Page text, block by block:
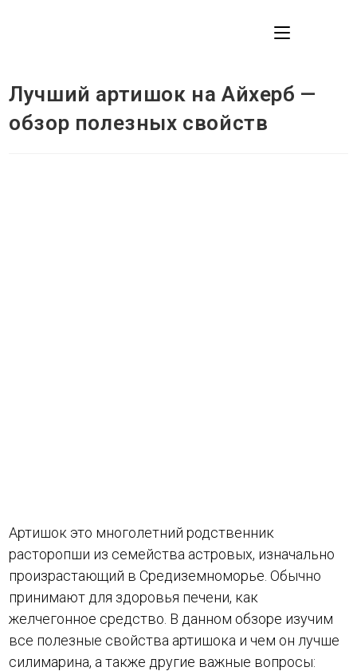
Лучший артишок на Айхерб —
обзор полезных свойств
Артишок это многолетний родственник
расторопши из семейства астровых, изначально
произрастающий в Средиземноморье. Обычно
принимают для здоровья печени, как
желчегонное средство. В данном обзоре изучим
все полезные свойства артишока и чем он лучше
силимарина, а также другие важные вопросы: